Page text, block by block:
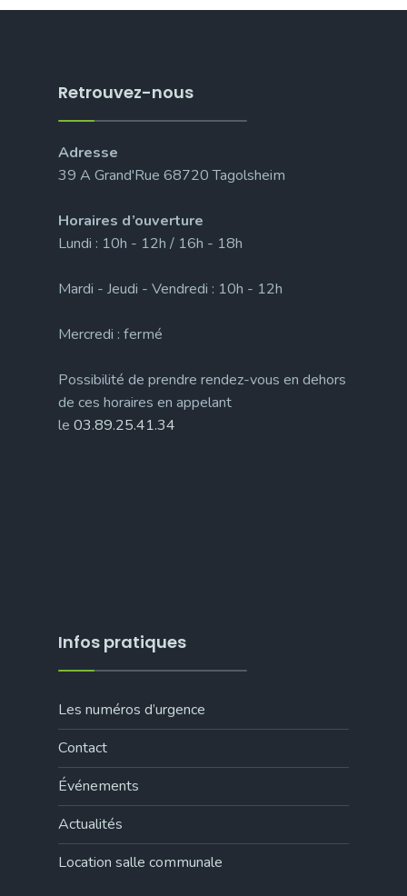
Retrouvez-nous
Adresse
39 A Grand'Rue 68720 Tagolsheim
Horaires d’ouverture
Lundi : 10h - 12h / 16h - 18h
Mardi - Jeudi - Vendredi : 10h - 12h
Mercredi : fermé
Possibilité de prendre rendez-vous en dehors
de ces horaires en appelant
le 03.89.25.41.34
Infos pratiques
Les numéros d’urgence
Contact
Événements
Actualités
Location salle communale